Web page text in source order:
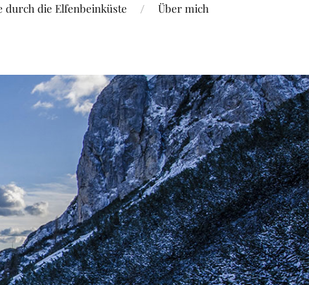
durch die Elfenbeinküste Über mich